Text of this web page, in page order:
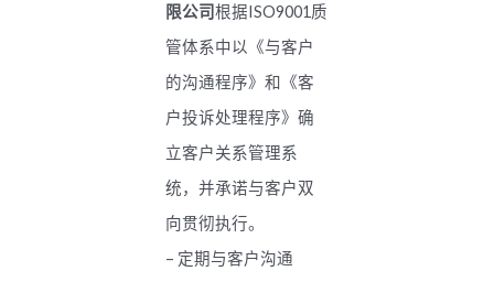
限公司根据ISO9001质
管体系中以《与客户
的沟通程序》和《客
户投诉处理程序》确
立客户关系管理系
统，并承诺与客户双
向贯彻执行。
– 定期与客户沟通